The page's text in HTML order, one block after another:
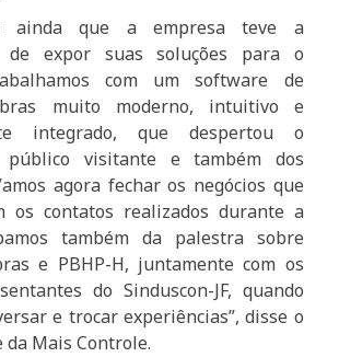
ainda que a empresa teve a
de expor suas soluções para o
com um software de
muito moderno, intuitivo e
integrado, que despertou o
público visitante e também dos
agora fechar os negócios que
os contatos realizados durante a
também da palestra sobre
e PBHP-H, juntamente com os
do Sinduscon-JF, quando
e trocar experiências”, disse o
Mais Controle.